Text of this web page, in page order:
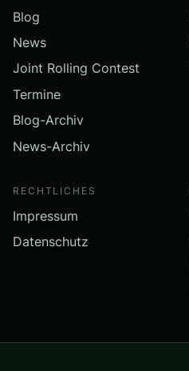
Blog
News
Joint Rolling Contest
Termine
Blog-Archiv
News-Archiv
RECHTLICHES
Impressum
Datenschutz